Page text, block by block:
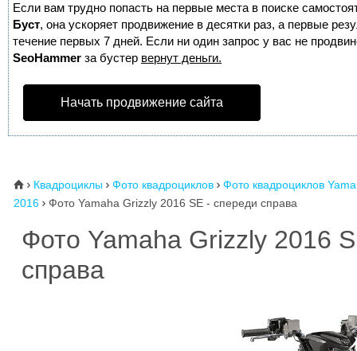
Если вам трудно попасть на первые места в поиске
Буст, она ускоряет продвижение в десятки раз, а первые
течение первых 7 дней. Если ни один запрос у вас не
SeoHammer за бустер вернут деньги.
Начать продвижение сайта
⌂  Квадроциклы  Фото квадроциклов  Фото квадроциклов
2016  Фото Yamaha Grizzly 2016 SE - спереди справа
Фото Yamaha Grizzly 2016
справа